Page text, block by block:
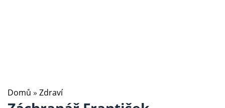
Domů » Zdraví